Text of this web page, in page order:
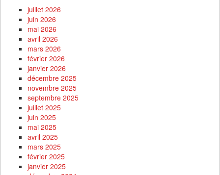
juillet 2026
juin 2026
mai 2026
avril 2026
mars 2026
février 2026
janvier 2026
décembre 2025
novembre 2025
septembre 2025
juillet 2025
juin 2025
mai 2025
avril 2025
mars 2025
février 2025
janvier 2025